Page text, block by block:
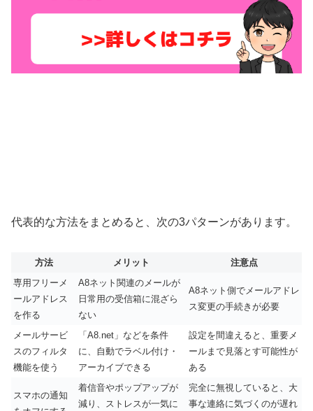
代表的な方法をまとめると、次の3パターンがあります。
方法 メリット
注意点
専用フリーメ
ールアドレス
を作る
A8ネット関連のメールが
日常用の受信箱に混ざら
ない
A8ネット側でメールアドレ
ス変更の手続きが必要
メールサービ
スのフィルタ
機能を使う
「A8.net」などを条件
に、自動でラベル付け・
アーカイブできる
設定を間違えると、重要メ
ールまで見落とす可能性が
ある
スマホの通知
着信音やポップアップが
減り、ストレスが一気に
完全に無視していると、大
事な連絡に気づくのが遅れ